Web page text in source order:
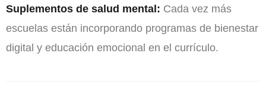
Suplementos de salud mental: Cada vez más
escuelas están incorporando programas de bienestar
digital y educación emocional en el currículo.